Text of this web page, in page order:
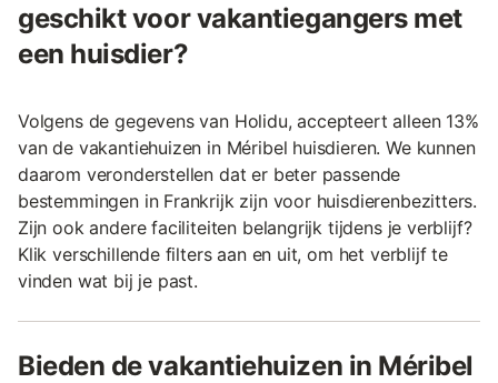
geschikt voor vakantiegangers met
een huisdier?
Volgens de gegevens van Holidu, accepteert alleen 13%
van de vakantiehuizen in Méribel huisdieren. We kunnen
daarom veronderstellen dat er beter passende
bestemmingen in Frankrijk zijn voor huisdierenbezitters.
Zijn ook andere faciliteiten belangrijk tijdens je verblijf?
Klik verschillende filters aan en uit, om het verblijf te
vinden wat bij je past.
Bieden de vakantiehuizen in Méribel